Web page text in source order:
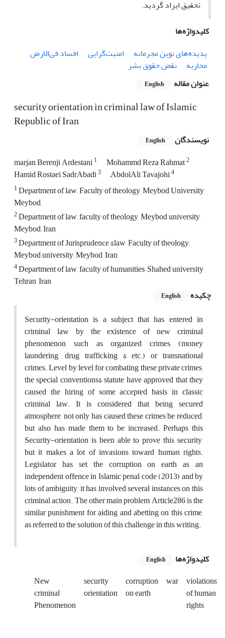
تحقیق ایراد گردید.
کلیدواژه‌ها
پدیده‌های نوین مجرمانه
امنیت‌گرایی
افساد فی‌الارض
محاربه
نقض حقوق بشر
عنوان مقاله
English
security orientation in criminal law of Islamic
Republic of Iran
نویسندگان English
marjan Berenji Ardestani1 Mohammd Reza Rahmat2
Hamid Rostaei SadrAbadi3 ََAbdolAli Tavajohi4
1Department of law, Faculty of theology, Meybod University,
Meybod,
2Department of law, faculty of theology, Meybod university,
Meybod, Iran
3Department of Jurisprudence &law, Faculty of theology,
Meybod university, Meybod, Iran
4Department of law, faculty of humanities, Shahed university,
Tehran, Iran
چکیده
English
Security-orientation is a subject that has entered in
criminal law by the existence of new criminal
phenomenon such as organized crimes (money
laundering, drug trafficking & etc.) or transnational
crimes. Level by level for combating these private crimes,
the special conventions& statute have approved that they
caused the hiring of some accepted basis in classic
criminal law. It is considered that being secured
atmosphere, not only has caused these crimes be reduced,
but also has made them to be increased. Perhaps this
Security-orientation is been able to prove this security,
but it makes a lot of invasions toward human rights.
Legislator has set the corruption on earth as an
independent offence in Islamic penal code (2013) and by
lots of ambiguity, it has involved several instances on this
criminal action. The other main problem Article286 is the
similar punishment for aiding and abetting on this crime,
as referred to the solution of this challenge in this writing.
کلیدواژه‌ها English
New
criminal
Phenomenon
security
orientation
corruption
on earth
war violations
of human
rights